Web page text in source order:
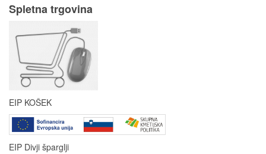
Spletna trgovina
EIP KOŠEK
EIP Divji šparglji